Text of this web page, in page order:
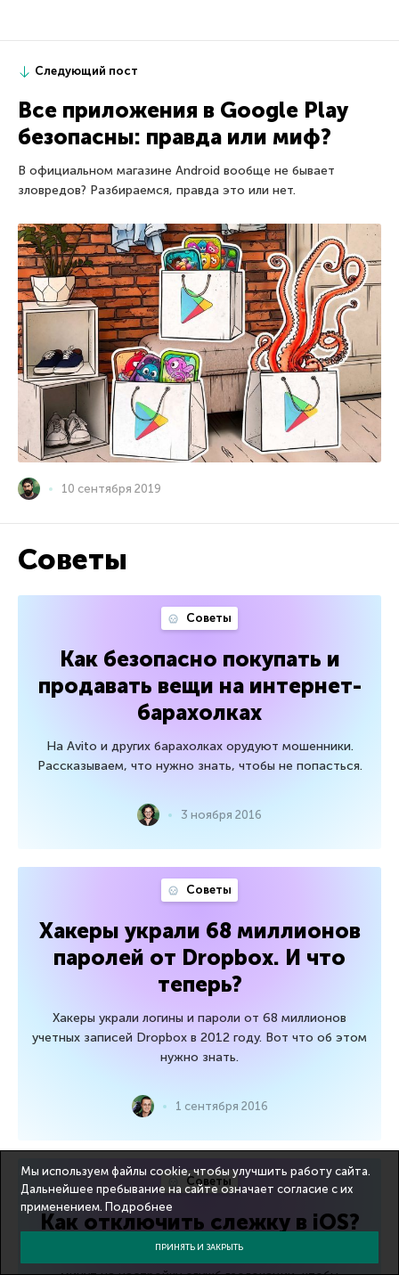
Следующий пост
Все приложения в Google Play
безопасны: правда или миф?
В официальном магазине Android вообще не бывает
зловредов? Разбираемся, правда это или нет.
10 сентября 2019
Советы
Советы
Как безопасно покупать и
продавать вещи на интернет-
барахолках
На Avito и других барахолках орудуют мошенники.
Рассказываем, что нужно знать, чтобы не попасться.
3 ноября 2016
Советы
Хакеры украли 68 миллионов
паролей от Dropbox. И что
теперь?
Хакеры украли логины и пароли от 68 миллионов
учетных записей Dropbox в 2012 году. Вот что об этом
нужно знать.
1 сентября 2016
Советы
Как отключить слежку в iOS?
Мы используем файлы cookie, чтобы улучшить работу сайта.
Дальнейшее пребывание на сайте означает согласие с их
применением. Подробнее
ПРИНЯТЬ И ЗАКРЫТЬ